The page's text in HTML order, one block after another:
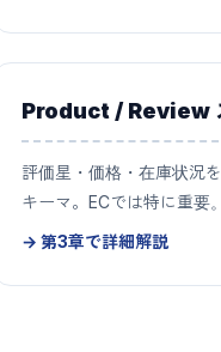
Product / Review
評価星・価格・在庫状況
キーマ。ECでは特に重要。
→ 第3章で詳細解説